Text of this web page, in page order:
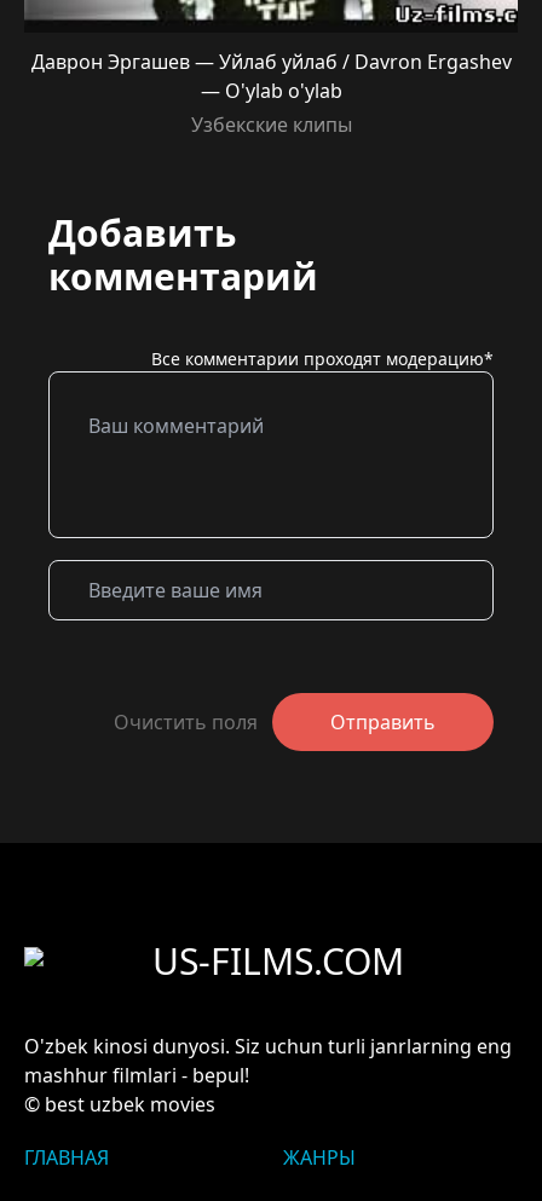
Даврон Эргашев — Уйлаб уйлаб / Davron Ergashev
— O'ylab o'ylab
Узбекские клипы
Добавить
комментарий
Все комментарии проходят модерацию*
Очистить поля Отправить
US-FILMS.COM
O'zbek kinosi dunyosi. Siz uchun turli janrlarning eng
mashhur filmlari - bepul!
© best uzbek movies
ГЛАВНАЯ
ЖАНРЫ